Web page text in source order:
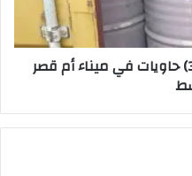
ضبط وإحباط محاولة تهريب (3) حاويات في ميناء أم قصر